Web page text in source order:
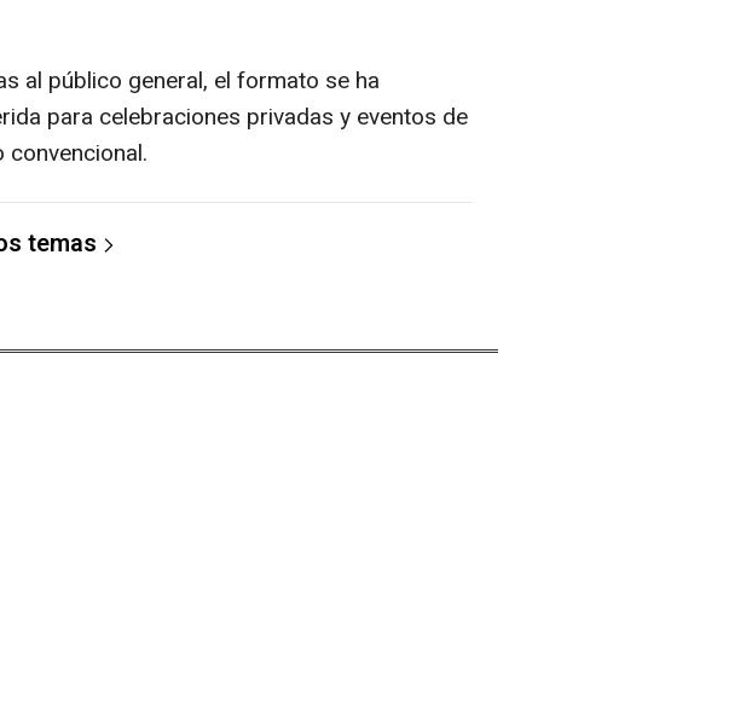
al público general, el formato se ha
para celebraciones privadas y eventos de
temas